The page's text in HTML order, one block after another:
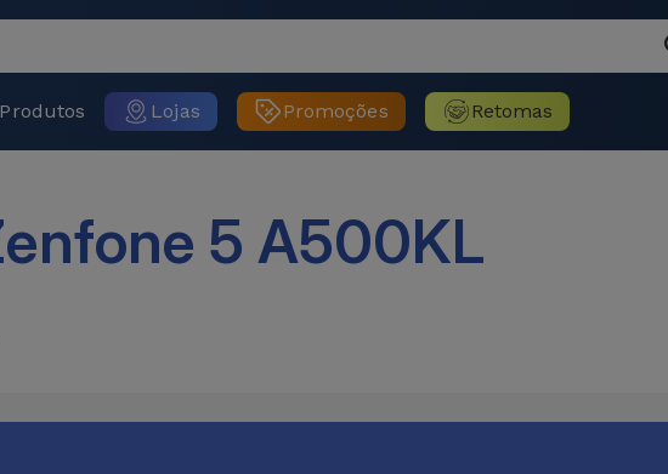
Produtos Lojas Promoções Retomas
5 A500KL